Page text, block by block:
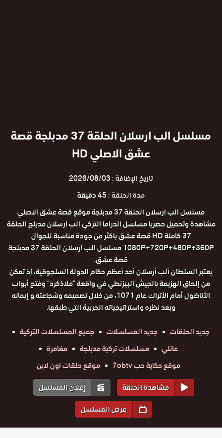
مسلسل الب ارسلان الحلقة 37 مدبلجة قصة
عشق الاصلي HD
تاريخ الإضافة :2026/08/03
مدة الحلقة :45 دقيقة
مسلسل الب ارسلان الحلقة 37 مدبلجة موقع قصة عشق الاصلي
مشاهدة وتحميل حصريا مسلسل الدراما التركي الب ارسلان مدبلج الحلقة
37 كاملة HD قصة عشق باكثر من جودة مناسبة للجوال
1080P+720P+480P+360P مسلسل الب ارسلان الحلقة 37 مدبلجة
قصة عشق.
يعتبر السلطان ألب أرسلان أحد أعظم حكام الدولة السلجوقية، إذ تمكن
من إلحاق الهزيمة بالجيش البيزنطي في واقعة "ملاذكرد" وفتح أبواب
الأناضول أمام الأتراك عام 1071، من خلال تصميمه وشجاعته و إيمانه
وبعد نظره واستراتيجياته الحربية التي طبقها.
جديد الحلقات
جديد المسلسلات
جميع المسلسلات التركية
عائلي
مسلسلات تركية مدبلجة
مغامرة
موقع حكاية حب 7obtv
موقع حلقات اون لاين
مشاهدة الحلقة
إعلان المسلسل
عرض المسلسل